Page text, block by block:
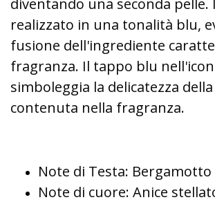
diventando una seconda pelle.
realizzato in una tonalità blu,
fusione dell'ingrediente
fragranza. Il tappo blu
simboleggia la delicatezza
contenuta nella fragranza.
Note di Testa: Bergamotto
Note di cuore: Anice